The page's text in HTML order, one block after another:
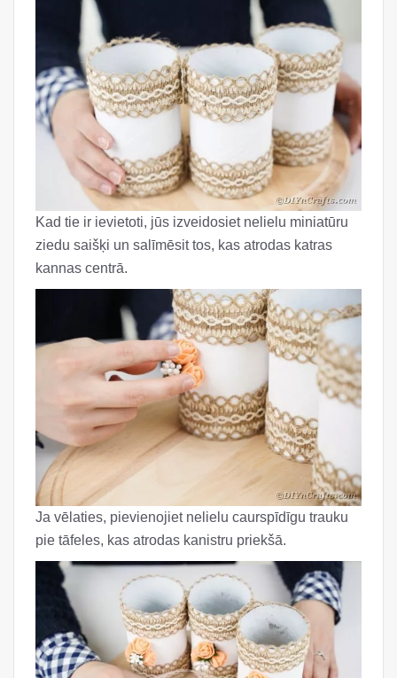
Kad tie ir ievietoti, jūs izveidosiet nelielu miniatūru
ziedu saišķi un salīmēsit tos, kas atrodas katras
kannas centrā.
Ja vēlaties, pievienojiet nelielu caurspīdīgu trauku
pie tāfeles, kas atrodas kanistru priekšā.